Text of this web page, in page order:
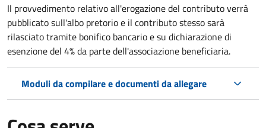
Il provvedimento relativo all'erogazione del contributo verrà
pubblicatosull'albo pretorio e il contributo stesso sarà
rilasciato tramite bonifico bancario e su dichiarazione di
esenzione del 4% da parte dell'associazione beneficiaria.
Moduli da compilare e documenti da allegare